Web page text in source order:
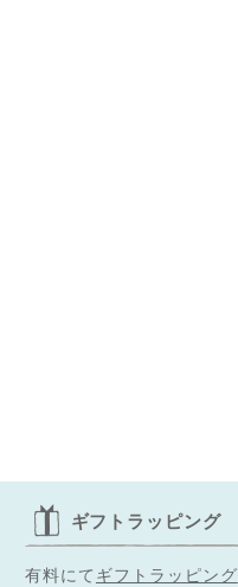
ギフトラッピング
有料にて ギフトラッピング